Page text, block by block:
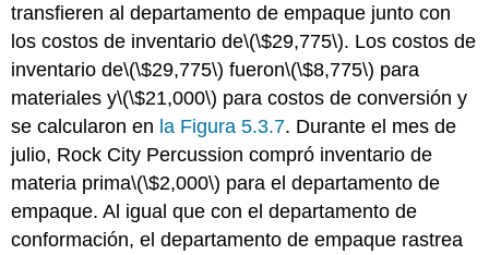
transfieren al departamento de empaque junto con
los costos de inventario de\(\$29,775\). Los costos de
inventario de\(\$29,775\) fueron\(\$8,775\) para
materiales y\(\$21,000\) para costos de conversión y
se calcularon en la Figura 5.3.7. Durante el mes de
julio, Rock City Percussion compró inventario de
materia prima\(\$2,000\) para el departamento de
empaque. Al igual que con el departamento de
conformación, el departamento de empaque rastrea